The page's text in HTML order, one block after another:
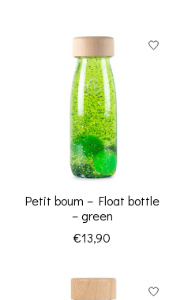
Petit boum – Float bottle
– green
€13,90